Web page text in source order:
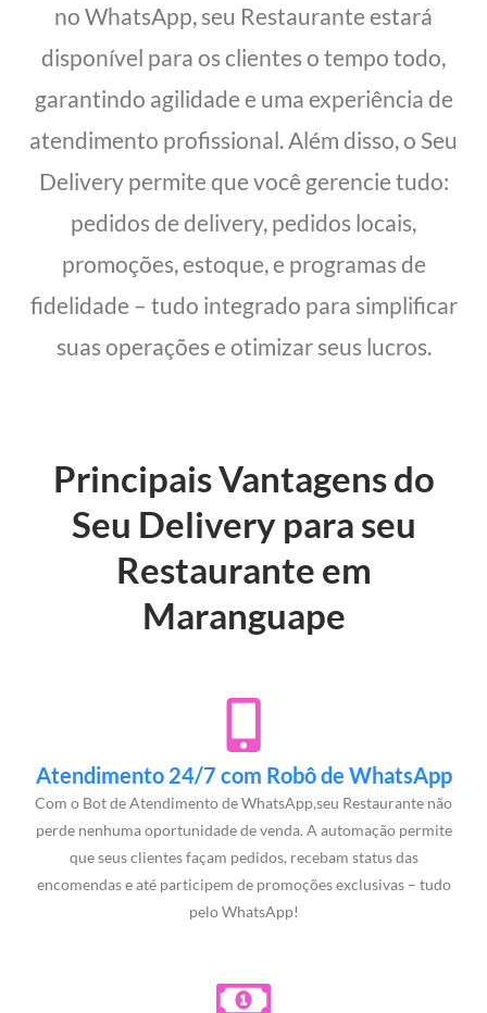
no WhatsApp, seu Restaurante estará
disponível para os clientes o tempo todo,
garantindo agilidade e uma experiência de
atendimento profissional. Além disso, o Seu
Delivery permite que você gerencie tudo:
pedidos de delivery, pedidos locais,
promoções, estoque, e programas de
fidelidade – tudo integrado para simplificar
suas operações e otimizar seus lucros.
Principais Vantagens do
Seu Delivery para seu
Restaurante em
Maranguape
Atendimento 24/7 com Robô de WhatsApp
Com o Bot de Atendimento de WhatsApp,seu Restaurante não
perde nenhuma oportunidade de venda. A automação permite
que seus clientes façam pedidos, recebam status das
encomendas e até participem de promoções exclusivas – tudo
pelo WhatsApp!